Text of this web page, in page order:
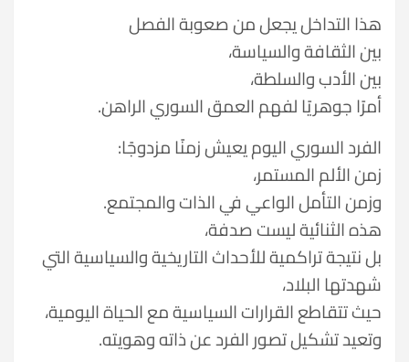
هذا التداخل يجعل من صعوبة الفصل
بين الثقافة والسياسة،
بين الأدب والسلطة،
أمرًا جوهريًا لفهم العمق السوري الراهن.
الفرد السوري اليوم يعيش زمنًا مزدوجًا:
زمن الألم المستمر،
وزمن التأمل الواعي في الذات والمجتمع.
هذه الثنائية ليست صدفة،
بل نتيجة تراكمية للأحداث التاريخية والسياسية التي
شهدتها البلاد،
حيث تتقاطع القرارات السياسية مع الحياة اليومية،
وتعيد تشكيل تصور الفرد عن ذاته وهويته.